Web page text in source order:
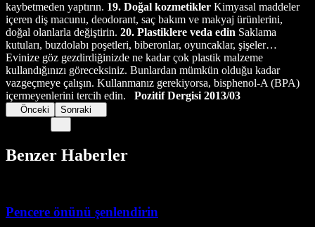
kaybetmeden yaptırın. 19. Doğal kozmetikler Kimyasal maddeler
içeren diş macunu, deodorant, saç bakım ve makyaj ürünlerini,
doğal olanlarla değiştirin. 20. Plastiklere veda edin Saklama
kutuları, buzdolabı poşetleri, biberonlar, oyuncaklar, şişeler…
Evinize göz gezdirdiğinizde ne kadar çok plastik malzeme
kullandığınızı göreceksiniz. Bunlardan mümkün olduğu kadar
vazgeçmeye çalışın. Kullanmanız gerekiyorsa, bisphenol-A (BPA)
içermeyenlerini tercih edin. Pozitif Dergisi 2013/03
Önceki Sonraki
Benzer Haberler
Pencere önünü şenlendirin